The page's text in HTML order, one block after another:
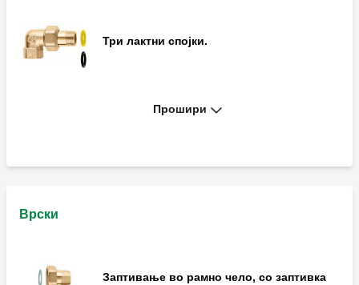
Три лактни спојки.
Прошири
Врски
Заптивање во рамно чело, со заптивка